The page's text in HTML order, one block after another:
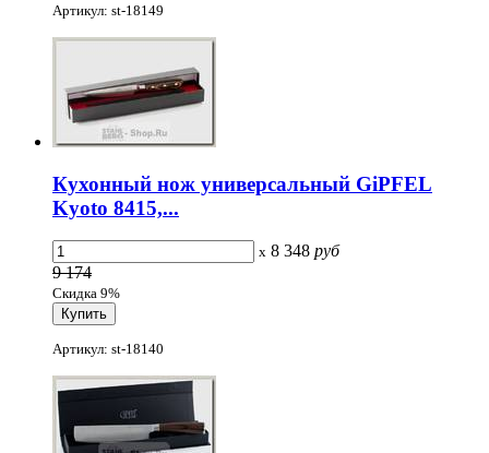
Артикул: st-18149
Кухонный нож универсальный GiPFEL
Kyoto 8415,...
x 8 348 руб
9 174
Скидка 9%
Артикул: st-18140